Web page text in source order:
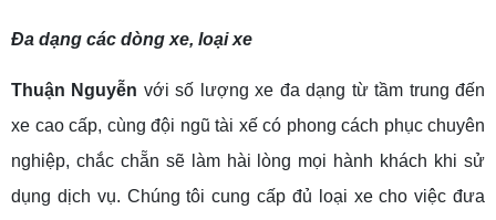
Đa dạng các dòng xe, loại xe
Thuận Nguyễn với số lượng xe đa dạng từ tầm trung đến
xe cao cấp, cùng đội ngũ tài xế có phong cách phục chuyên
nghiệp, chắc chẵn sẽ làm hài lòng mọi hành khách khi sử
dụng dịch vụ. Chúng tôi cung cấp đủ loại xe cho việc đưa